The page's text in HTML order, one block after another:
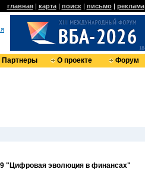
главная| карта| поиск| письмо| реклама
Партнеры О проекте Форум
"Цифровая эволюция в финансах"